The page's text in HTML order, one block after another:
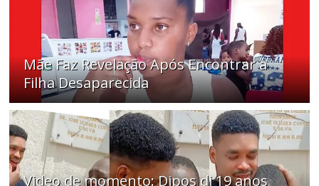
Mãe Faz Revelação Após Encontrar a
Filha Desaparecida
Video de momento: Dipos di 19 anos